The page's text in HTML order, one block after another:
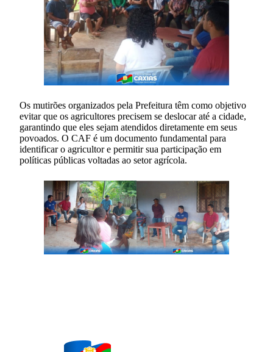
Os mutirões organizados pela Prefeitura têm como objetivo
evitar que os agricultores precisem se deslocar até a cidade,
garantindo que eles sejam atendidos diretamente em seus
povoados. O CAF é um documento fundamental para
identificar o agricultor e permitir sua participação em
políticas públicas voltadas ao setor agrícola.